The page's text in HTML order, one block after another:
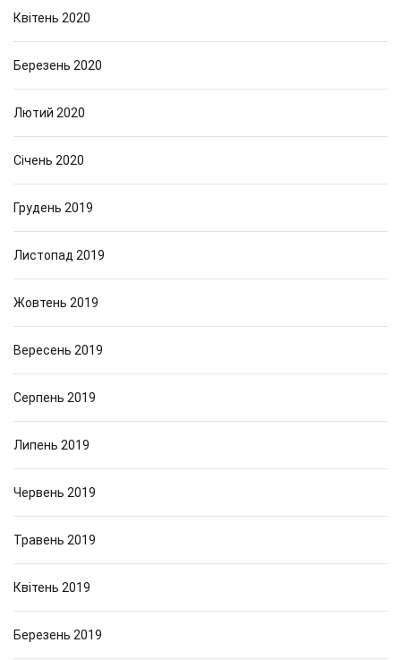
Квітень 2020
Березень 2020
Лютий 2020
Січень 2020
Грудень 2019
Листопад 2019
Жовтень 2019
Вересень 2019
Серпень 2019
Липень 2019
Червень 2019
Травень 2019
Квітень 2019
Березень 2019